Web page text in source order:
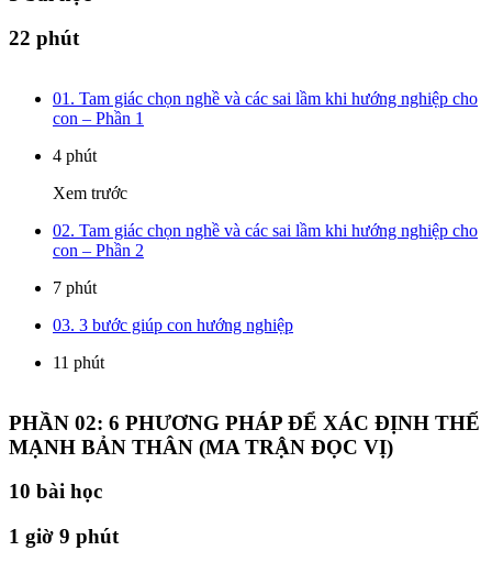
22 phút
01. Tam giác chọn nghề và các sai lầm khi hướng nghiệp cho
con – Phần 1
4 phút
Xem trước
02. Tam giác chọn nghề và các sai lầm khi hướng nghiệp cho
con – Phần 2
7 phút
03. 3 bước giúp con hướng nghiệp
11 phút
PHẦN 02: 6 PHƯƠNG PHÁP ĐỂ XÁC ĐỊNH THẾ
MẠNH BẢN THÂN (MA TRẬN ĐỌC VỊ)
10 bài học
1 giờ 9 phút